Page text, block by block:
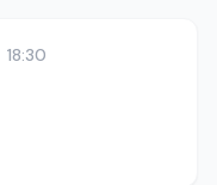
18:30